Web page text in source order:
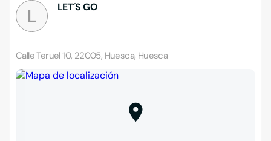
L LET´S GO
Calle Teruel 10, 22005, Huesca, Huesca